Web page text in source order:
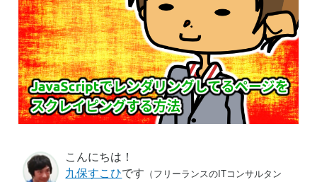
こんにちは！
九保すこひです （フリーランスのITコンサルタン